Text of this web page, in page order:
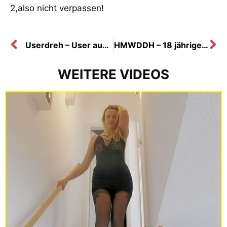
2,also nicht verpassen!
Userdreh – User aus der Schweiz! HMWDDH – 18 jährigen im Hausflur abgeschleppt
WEITERE VIDEOS